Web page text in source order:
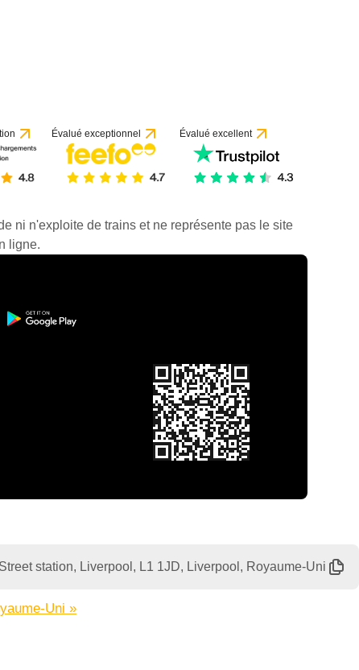
Évalué exceptionnel Évalué excellent
ni n'exploite de trains et ne représente pas le site
ligne.
station, Liverpool, L1 1JD, Liverpool, Royaume-Uni
Uni »